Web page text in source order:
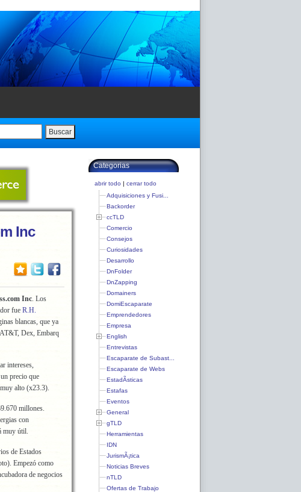
Buscar
Inc
Inc. Los
fue R.H.
blancas, que ya
Dex, Embarq
intereses,
precio que
alto (x23.3).
millones.
con
muy útil.
de Estados
Empezó como
de negocios
Categorias
abrir todo | cerrar todo
Adquisiciones y Fusi...
Backorder
ccTLD
Comercio
Consejos
Curiosidades
Desarrollo
DnFolder
DnZapping
Domainers
DomiEscaparate
Emprendedores
Empresa
English
Entrevistas
Escaparate de Subast...
Escaparate de Webs
EstadÃ­sticas
Estafas
Eventos
General
gTLD
Herramientas
IDN
JurismÃ¡tica
Noticias Breves
nTLD
Ofertas de Trabajo